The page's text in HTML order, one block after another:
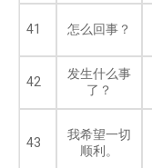
41 怎么回事？
42
发生什么事
了？
43
我希望一切
顺利。